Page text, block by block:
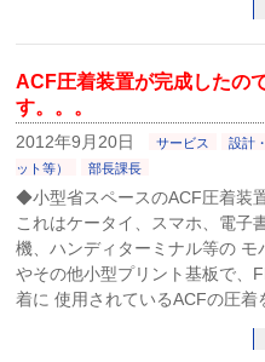
ACF圧着装置が完成したの
す。。。
2012年9月20日 サービス
設計
ット等）
部長課長
◆小型省スペースのACF圧着装
これはケータイ、スマホ、電子
機、ハンディターミナル等の モ
やその他小型プリント基板で、
着に 使用されているACFの圧着